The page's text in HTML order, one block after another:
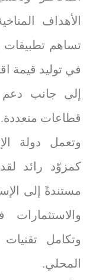
الأهداف
إلى جانب دعم
قطاعات متعددة.
وتعمل دولة
كمزوّد رائد
والاستثمارات
وتكامل تقنيات
المحلي.